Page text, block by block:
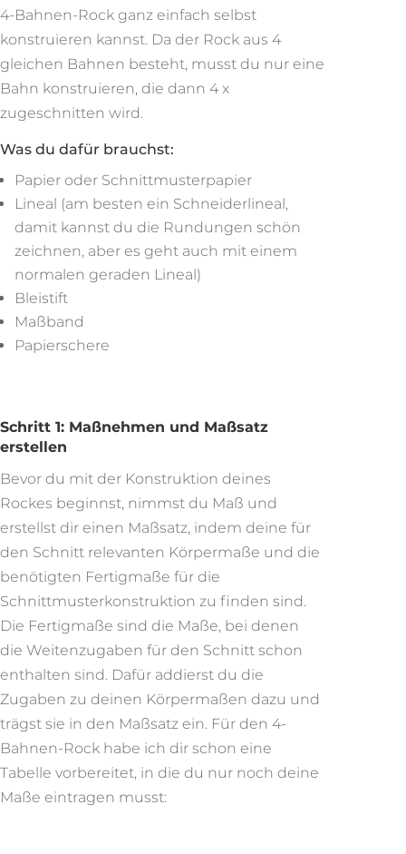
4-Bahnen-Rock ganz einfach selbst
konstruieren kannst. Da der Rock aus 4
gleichen Bahnen besteht, musst du nur eine
Bahn konstruieren, die dann 4 x
zugeschnitten wird.
Was du dafür brauchst:
Papier oder Schnittmusterpapier
Lineal (am besten ein Schneiderlineal,
damit kannst du die Rundungen schön
zeichnen, aber es geht auch mit einem
normalen geraden Lineal)
Bleistift
Maßband
Papierschere
Schritt 1: Maßnehmen und Maßsatz
erstellen
Bevor du mit der Konstruktion deines
Rockes beginnst, nimmst du Maß und
erstellst dir einen Maßsatz, indem deine für
den Schnitt relevanten Körpermaße und die
benötigten Fertigmaße für die
Schnittmusterkonstruktion zu finden sind.
Die Fertigmaße sind die Maße, bei denen
die Weitenzugaben für den Schnitt schon
enthalten sind. Dafür addierst du die
Zugaben zu deinen Körpermaßen dazu und
trägst sie in den Maßsatz ein. Für den 4-
Bahnen-Rock habe ich dir schon eine
Tabelle vorbereitet, in die du nur noch deine
Maße eintragen musst: